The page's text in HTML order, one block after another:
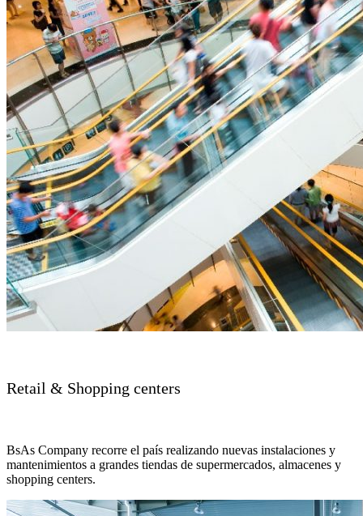
Retail & Shopping centers
BsAs Company recorre el país realizando nuevas instalaciones y
mantenimientos a grandes tiendas de supermercados, almacenes y
shopping centers.